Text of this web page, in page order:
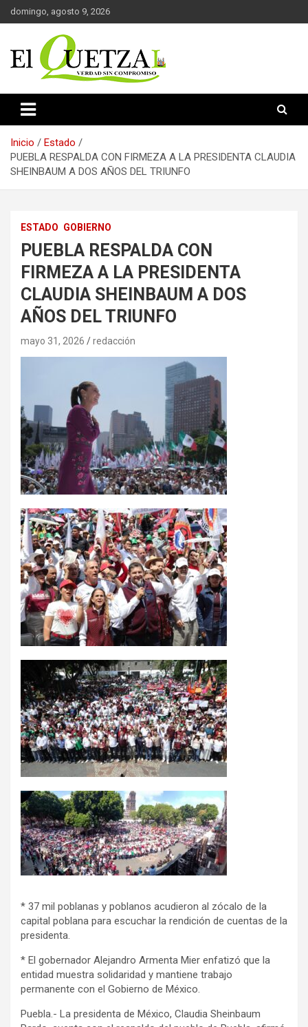
Saltar
al
domingo, agosto 9, 2026
El Quetzal de Cholula
Inicio
Estado
PUEBLA RESPALDA CON FIRMEZA A LA PRESIDENTA CLAUDIA
SHEINBAUM A DOS AÑOS DEL TRIUNFO
ESTADO GOBIERNO
PUEBLA RESPALDA CON
FIRMEZA A LA PRESIDENTA
CLAUDIA SHEINBAUM A DOS
AÑOS DEL TRIUNFO
mayo 31, 2026 redacción
* 37 mil poblanas y poblanos acudieron al zócalo de la
capital poblana para escuchar la rendición de cuentas de la
presidenta.
* El gobernador Alejandro Armenta Mier enfatizó que la
entidad muestra solidaridad y mantiene trabajo
permanente con el Gobierno de México.
Puebla.- La presidenta de México, Claudia Sheinbaum